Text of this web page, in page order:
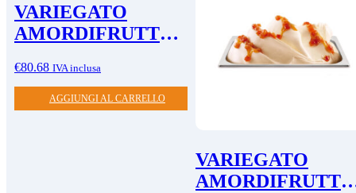
VARIEGATO
AMORDIFRUTTA
€80.68 IVA inclusa
AGGIUNGI AL CARRELLO
VARIEGATO
AMORDIFRUTTA